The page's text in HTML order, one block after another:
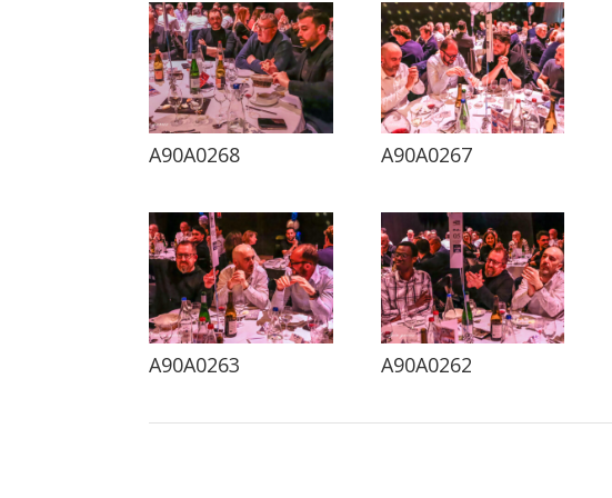
A90A0268 A90A0267
A90A0263 A90A0262